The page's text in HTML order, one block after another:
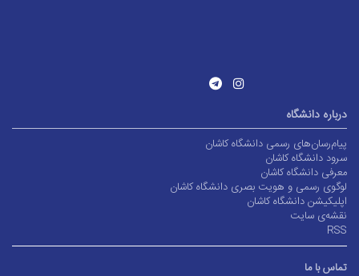
درباره دانشگاه
پیام‌رسان‌های رسمی دانشگاه کاشان
سرود دانشگاه کاشان
معرفی دانشگاه کاشان
لوگوی رسمی و هویت بصری دانشگاه کاشان
اپلیکیشن دانشگاه کاشان
نقشه‌ی سایت
RSS
تماس با ما